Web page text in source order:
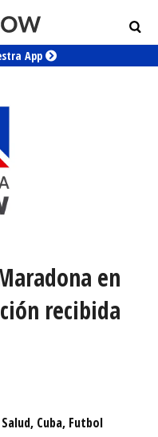
App
en
recibida
Cuba, Futbol